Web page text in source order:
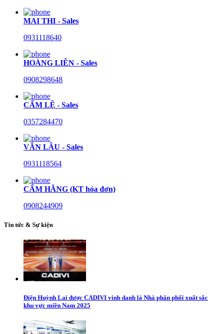
MAI THI - Sales
0931118640
HOÀNG LIÊN - Sales
0908298648
CẨM LỆ - Sales
0357284470
VĂN LÂU - Sales
0931118564
CẨM HẰNG (KT hóa đơn)
0908244909
Tin tức & Sự kiện
Điện Huỳnh Lai được CADIVI vinh danh là Nhà phân phối xuất sắc
khu vực miền Nam 2025